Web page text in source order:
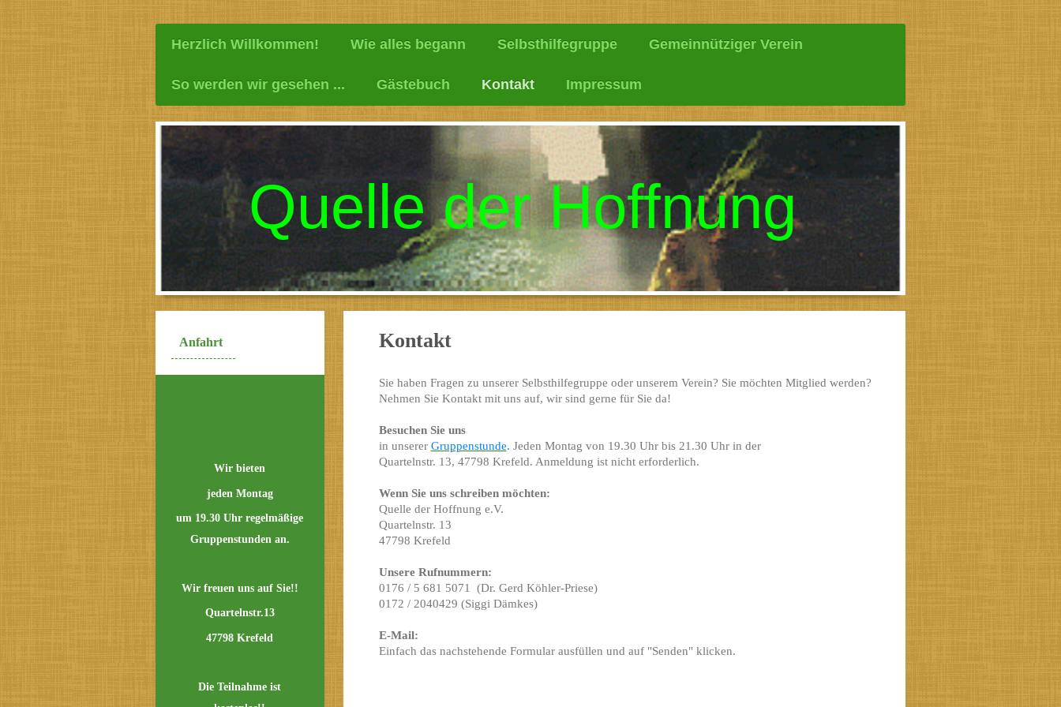
Herzlich Willkommen! Wie alles begann Selbsthilfegruppe Gemeinnütziger Verein
So werden wir gesehen ... Gästebuch Kontakt Impressum
Quelle der Hoffnung
Kontakt
Sie haben Fragen zu unserer Selbsthilfegruppe oder unserem Verein? Sie möchten Mitglied werden?
Nehmen Sie Kontakt mit uns auf, wir sind gerne für Sie da!
Besuchen Sie uns
in unserer Gruppenstunde. Jeden Montag von 19.30 Uhr bis 21.30 Uhr in der
Quartelnstr. 13, 47798 Krefeld. Anmeldung ist nicht erforderlich.
Wenn Sie uns schreiben möchten:
Quelle der Hoffnung e.V.
Quartelnstr. 13
47798 Krefeld
Unsere Rufnummern:
0176 / 5 681 5071 (Dr. Gerd Köhler-Priese)
0172 / 2040429 (Siggi Dämkes)
E-Mail:
Einfach das nachstehende Formular ausfüllen und auf "Senden" klicken.
Anfahrt
Wir bieten
jeden Montag
um 19.30 Uhr regelmäßige
Gruppenstunden an.
Wir freuen uns auf Sie!!
Quartelnstr.13
47798 Krefeld
Die Teilnahme ist